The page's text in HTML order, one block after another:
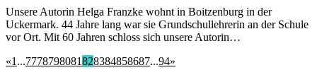
Unsere Autorin Helga Franzke wohnt in Boitzenburg in der
Uckermark. 44 Jahre lang war sie Grundschullehrerin an der Schule
vor Ort. Mit 60 Jahren schloss sich unsere Autorin…
«1...7778798081828384858687...94»